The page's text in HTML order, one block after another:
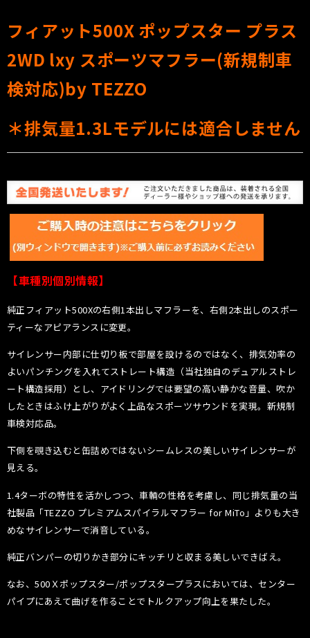
フィアット500X ポップスター プラス
2WD lxy スポーツマフラー(新規制車
検対応)by TEZZO
＊排気量1.3Lモデルには適合しません
【車種別個別情報】
純正フィアット500Xの右側1本出しマフラーを、右側2本出しのスポー
ティーなアピアランスに変更。
サイレンサー内部に仕切り板で部屋を設けるのではなく、排気効率の
よいパンチングを入れてストレート構造（当社独自のデュアルストレ
ート構造採用）とし、アイドリングでは要望の高い静かな音量、吹か
したときはふけ上がりがよく上品なスポーツサウンドを実現。新規制
車検対応品。
下側を覗き込むと缶詰めではないシームレスの美しいサイレンサーが
見える。
1.4ターボの特性を活かしつつ、車輌の性格を考慮し、同じ排気量の当
社製品「TEZZO プレミアムスパイラルマフラー for MiTo」よりも大き
めなサイレンサーで消音している。
純正バンパーの切りかき部分にキッチリと収まる美しいできばえ。
なお、500Ｘポップスター/ポップスタープラスにおいては、センター
パイプにあえて曲げを作ることでトルクアップ向上を果たした。